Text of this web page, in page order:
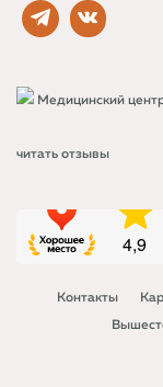
Медицинский
читать отзывы
Контакты